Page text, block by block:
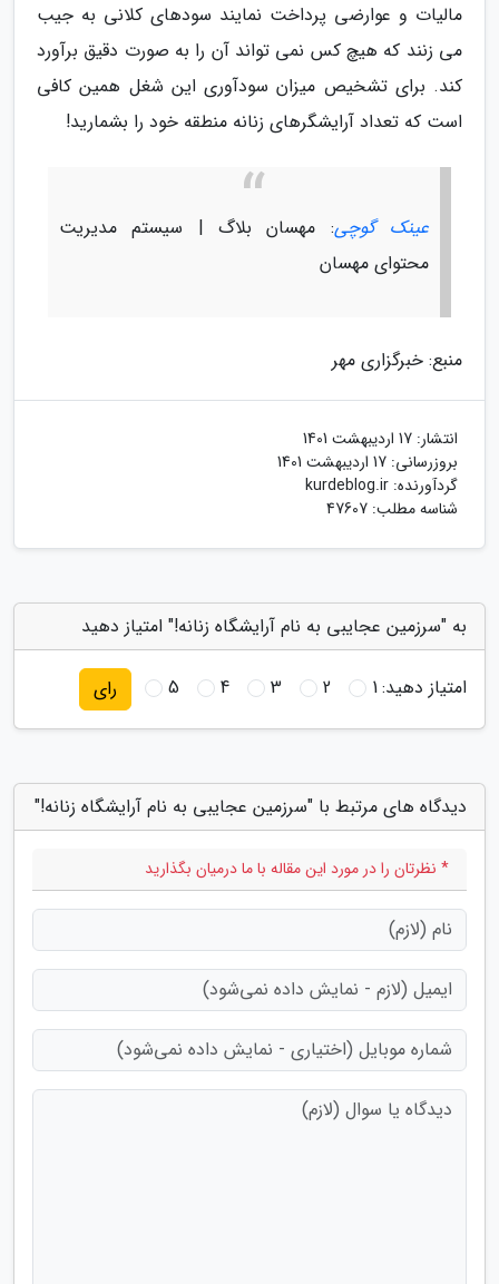
مالیات و عوارضی پرداخت نمایند سودهای کلانی به جیب
می زنند که هیچ کس نمی تواند آن را به صورت دقیق برآورد
کند. برای تشخیص میزان سودآوری این شغل همین کافی
است که تعداد آرایشگرهای زنانه منطقه خود را بشمارید!
عینک گوچی: مهسان بلاگ | سیستم مدیریت
محتوای مهسان
منبع: خبرگزاری مهر
انتشار: 17 اردیبهشت 1401
بروزرسانی: 17 اردیبهشت 1401
گردآورنده: kurdeblog.ir
شناسه مطلب: 47607
به "سرزمین عجایبی به نام آرایشگاه زنانه!" امتیاز دهید
امتیاز دهید:1
2
3
4
5 رای
دیدگاه های مرتبط با "سرزمین عجایبی به نام آرایشگاه زنانه!"
* نظرتان را در مورد این مقاله با ما درمیان بگذارید